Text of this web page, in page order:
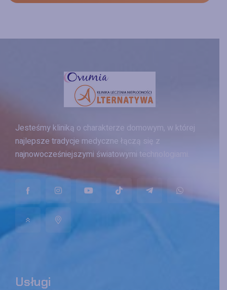
Jesteśmy kliniką o charakterze domowym, w której
najlepsze tradycje medyczne łączą się z
najnowocześniejszymi światowymi technologiami.
Usługi